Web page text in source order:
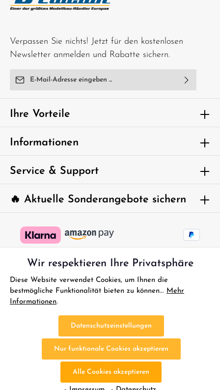
Verpassen Sie nichts! Jetzt für den kostenlosen
Newsletter anmelden und Rabatte sichern.
E-Mail-Adresse*
Ich habe dieDatenschutzbestimmungenzur Kenntnis
genommen und die
einverstanden.
Um weiterzugehen, geben Sie die oben
abgebildeten Zeichen ein*
🔥 Aktuelle Sonderangebote sichern
Ihre Vorteile
Informationen
Service & Support
ggf. Nachnahmegebühren, wenn nicht anders angegeben.
FAQ - Sofort Hilfe
Reklamationen
Bestellung Widerrufen
Widerrufsbelehrung
AGB Batterieentsorgung
Altölentsorgung
Cookie-Einstellungen
Wir respektieren Ihre Privatsphäre
Diese Website verwendet Cookies, um Ihnen die
bestmögliche Funktionalität bieten zu können... Mehr
Informationen.
Datenschutzeinstellungen
Nur funktionale Cookies akzeptieren
Alle Cookies akzeptieren